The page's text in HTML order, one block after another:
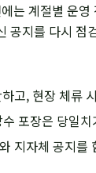
는 계절별 운
공지를 다시 점
고, 현장 체류
포장은 당일
와 지자체 공지를